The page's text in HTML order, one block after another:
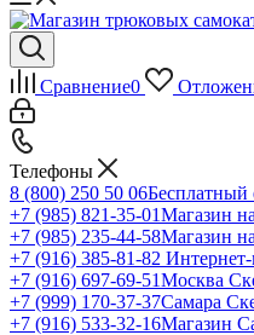
Сравнение0
Телефоны
8 (800) 250 50 06
+7 (985) 821-35-01Магазин
+7 (985) 235-44-58Магазин
+7 (916) 385-81-82 Интернет-
+7 (916) 697-69-51Москва
+7 (999) 170-37-37Самара
+7 (916) 533-32-16Магазин